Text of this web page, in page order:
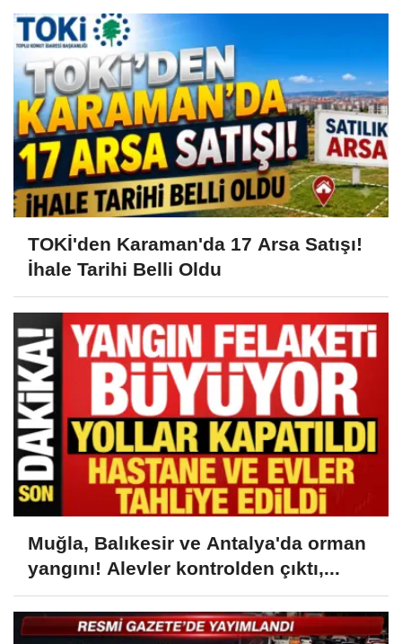
TOKİ'den Karaman'da 17 Arsa Satışı!
İhale Tarihi Belli Oldu
Muğla, Balıkesir ve Antalya'da orman
yangını! Alevler kontrolden çıktı,...